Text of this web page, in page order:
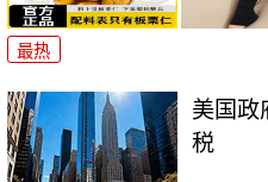
最热
美国政
税